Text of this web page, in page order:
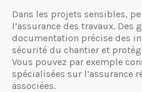
Dans les projets sensibles,
l’assurance des travaux. Des
documentation précise des
sécurité du chantier et
Vous pouvez par exemple
spécialisées sur l’assurance
associées.